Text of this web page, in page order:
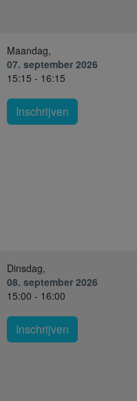
Maandag,
07. september 2026
15:15 - 16:15
Inschrijven
Dinsdag,
08. september 2026
15:00 - 16:00
Inschrijven